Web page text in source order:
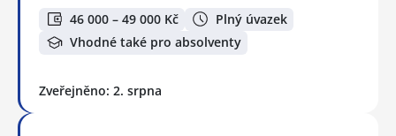
46 000 – 49 000 Kč
Plný úvazek
Vhodné také pro absolventy
Zveřejněno: 2. srpna